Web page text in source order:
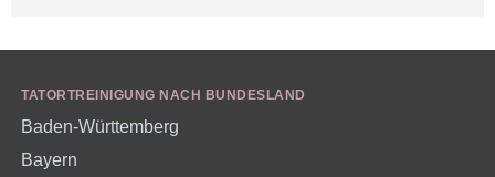
TATORTREINIGUNG NACH BUNDESLAND
Baden-Württemberg
Bayern